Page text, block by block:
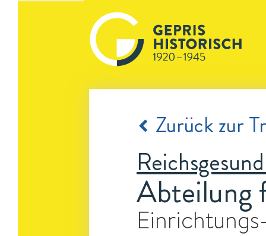
Zurück zur
Abteilung